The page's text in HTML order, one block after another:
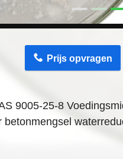
Prijs opvragen
9005-25-8